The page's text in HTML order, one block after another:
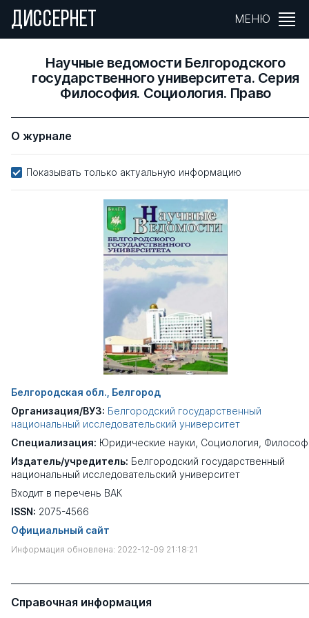
ДИССЕРНЕТ МЕНЮ
Научные ведомости Белгородского
государственного университета. Серия
Философия. Социология. Право
О журнале
Показывать только актуальную информацию
Белгородская обл., Белгород
Организация/ВУЗ: Белгородский государственный
национальный исследовательский университет
Специализация: Юридические науки Социология
Издатель/учредитель: Белгородский государственный
национальный исследовательский университет
Входит в перечень ВАК
ISSN: 2075-4566
Официальный сайт
Информация обновлена: 2022-12-09 21:18:21
Справочная информация